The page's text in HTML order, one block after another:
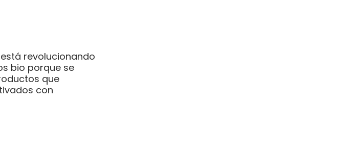
revolucionando
bio porque se
que
con